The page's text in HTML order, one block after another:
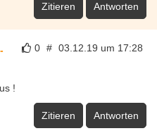
Zitieren Antworten
0 # 03.12.19 um 17:28
!
Zitieren Antworten